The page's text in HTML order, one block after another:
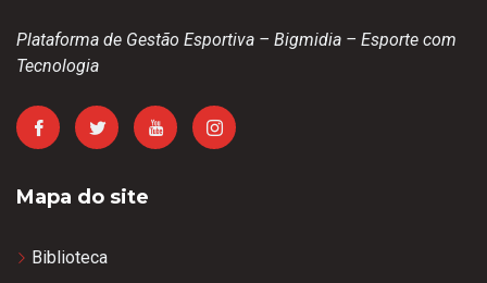
Plataforma de Gestão Esportiva – Bigmidia – Esporte com
Tecnologia
Mapa do site
Biblioteca